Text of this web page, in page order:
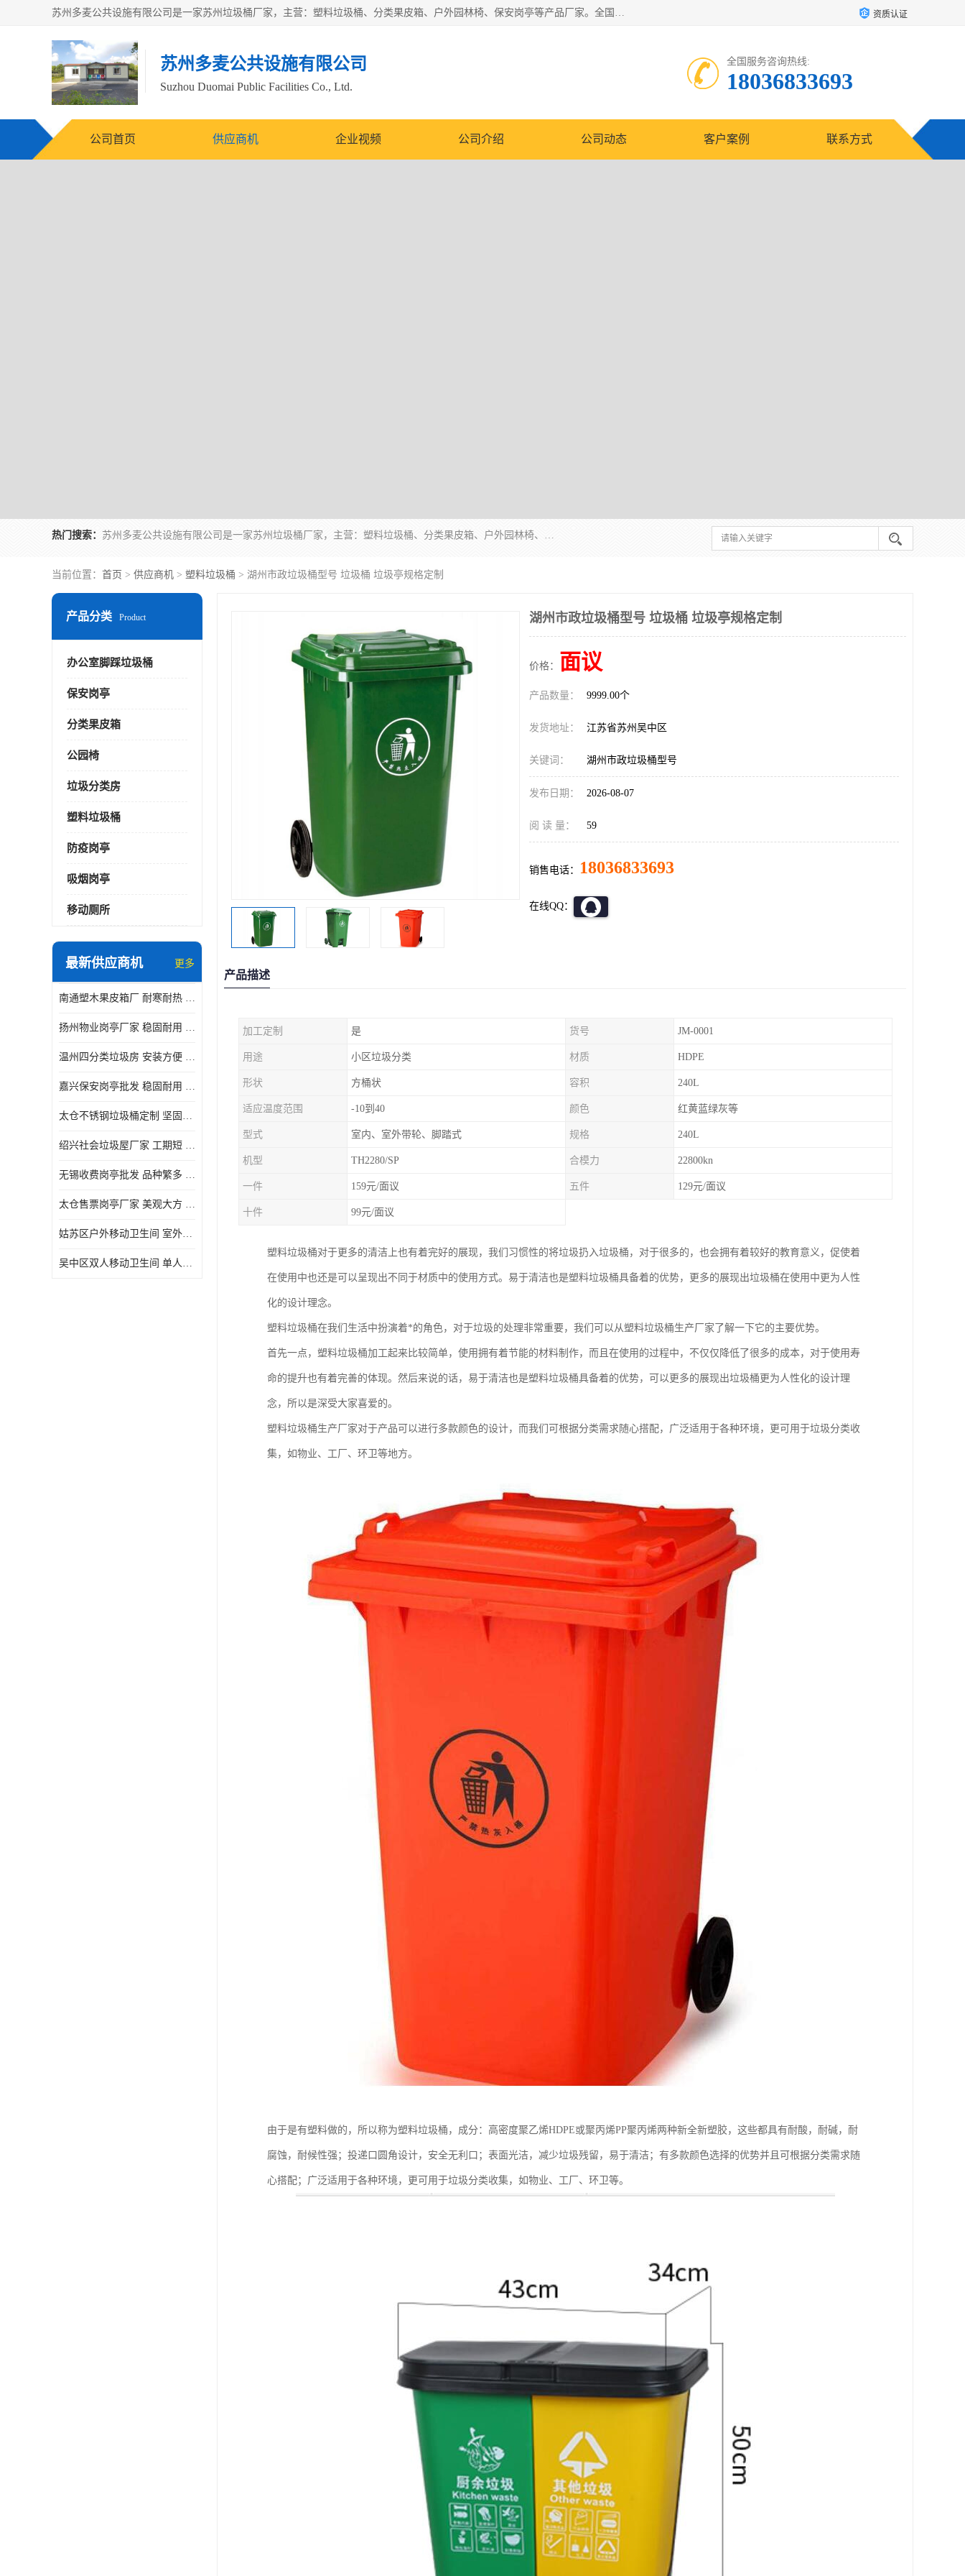
苏州多麦公共设施有限公司是一家苏州垃圾桶厂家，主营：塑料垃圾桶、分类果皮箱、户外园林椅、保安岗亭等产品厂家。全国统一热线电话：17105580222。公司组建完善的团队。设计人员，能根据客户要求，提供适合的设计方案，来满足客户的需求。 资质认证
苏州多麦公共设施有限公司
Suzhou Duomai Public Facilities Co., Ltd.
全国服务咨询热线:
18036833693
公司首页 供应商机 企业视频 公司介绍 公司动态 客户案例 联系方式
热门搜索： 苏州多麦公共设施有限公司是一家苏州垃圾桶厂家，主营：塑料垃圾桶、分类果皮箱、户外园林椅、保安岗亭等产品厂家。全国统一热线电话：17105580222。公司组建完善的团队。设计人员，能根据客户要求，提供适合的设计方案，来满足客户的需求。
当前位置： 首页 > 供应商机 > 塑料垃圾桶 > 湖州市政垃圾桶型号 垃圾桶 垃圾亭规格定制
产品分类 Product
办公室脚踩垃圾桶
保安岗亭
分类果皮箱
公园椅
垃圾分类房
塑料垃圾桶
防疫岗亭
吸烟岗亭
移动厕所
最新供应商机 更多
南通塑木果皮箱厂 耐寒耐热 设计美观简洁
扬州物业岗亭厂家 稳固耐用 适用多场合
温州四分类垃圾房 安装方便 可移动位置且方便
嘉兴保安岗亭批发 稳固耐用 使用价值高
太仓不锈钢垃圾桶定制 坚固耐用 绝缘性能好
绍兴社会垃圾屋厂家 工期短 便于居民集中投放
无锡收费岗亭批发 品种繁多 适用多场合
太仓售票岗亭厂家 美观大方 使用寿命长
姑苏区户外移动卫生间 室外临时单人厕所供应厂家
吴中区双人移动卫生间 单人厕所供应厂家
湖州市政垃圾桶型号 垃圾桶 垃圾亭规格定制
价格： 面议
产品数量： 9999.00个
发货地址： 江苏省苏州吴中区
关键词： 湖州市政垃圾桶型号
发布日期： 2026-08-07
阅 读 量： 59
销售电话： 18036833693
在线QQ：
产品描述
加工定制 是 货号 JM-0001
用途 小区垃圾分类 材质 HDPE
形状 方桶状 容积 240L
适应温度范围 -10到40 颜色 红黄蓝绿灰等
型式 室内、室外带轮、脚踏式 规格 240L
机型 TH2280/SP 合模力 22800kn
一件 159元/面议 五件 129元/面议
十件 99元/面议
塑料垃圾桶对于更多的清洁上也有着完好的展现，我们习惯性的将垃圾扔入垃圾桶，对于很多的，也会拥有着较好的教育意义，促使着
在使用中也还是可以呈现出不同于材质中的使用方式。易于清洁也是塑料垃圾桶具备着的优势，更多的展现出垃圾桶在使用中更为人性
化的设计理念。
塑料垃圾桶在我们生活中扮演着*的角色，对于垃圾的处理非常重要，我们可以从塑料垃圾桶生产厂家了解一下它的主要优势。
首先一点，塑料垃圾桶加工起来比较简单，使用拥有着节能的材料制作，而且在使用的过程中，不仅仅降低了很多的成本，对于使用寿
命的提升也有着完善的体现。然后来说的话，易于清洁也是塑料垃圾桶具备着的优势，可以更多的展现出垃圾桶更为人性化的设计理
念，所以是深受大家喜爱的。
塑料垃圾桶生产厂家对于产品可以进行多款颜色的设计，而我们可根据分类需求随心搭配，广泛适用于各种环境，更可用于垃圾分类收
集，如物业、工厂、环卫等地方。
由于是有塑料做的，所以称为塑料垃圾桶，成分：高密度聚乙烯HDPE或聚丙烯PP聚丙烯两种新全新塑胶，这些都具有耐酸，耐碱，耐
腐蚀，耐候性强；投递口圆角设计，安全无利口；表面光洁，减少垃圾残留，易于清洁；有多款颜色选择的优势并且可根据分类需求随
心搭配；广泛适用于各种环境，更可用于垃圾分类收集，如物业、工厂、环卫等。